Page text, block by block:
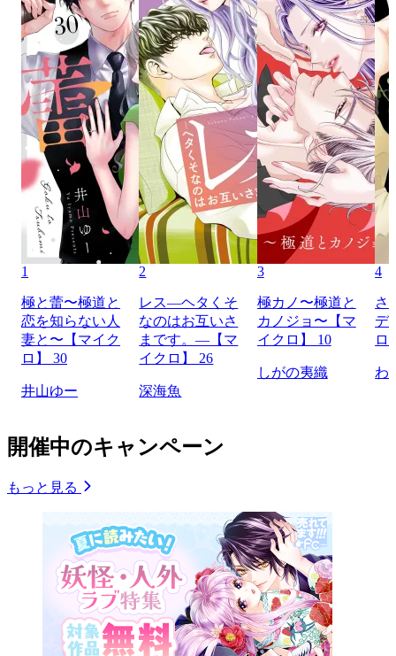
1
極と蕾〜極道と
恋を知らない人
妻と〜【マイク
ロ】 30
井山ゆー
2
レス―ヘタくそ
なのはお互いさ
まです。―【マ
イクロ】 26
深海魚
3
極カノ〜極道と
カノジョ〜【マ
イクロ】 10
しがの夷織
4
さ
デ
ロ
わ
開催中のキャンペーン
もっと見る